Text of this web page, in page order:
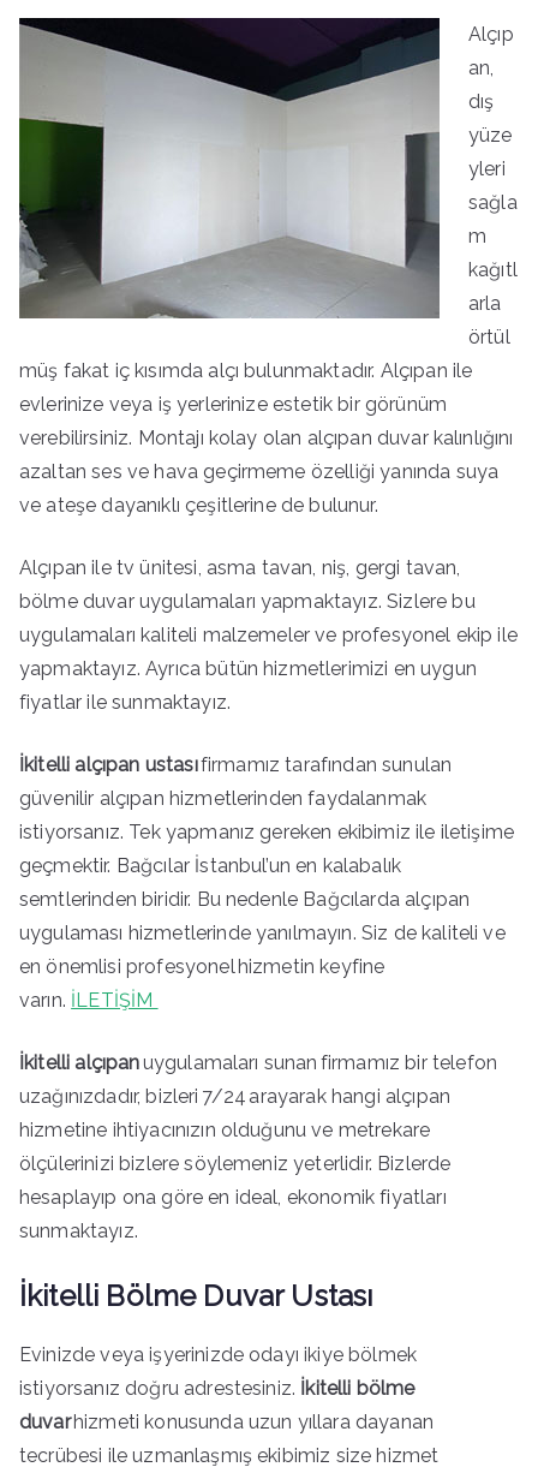
Alçıp
an,
dış
yüze
yleri
sağla
m
kağıtl
arla
örtül
müş fakat iç kısımda alçı bulunmaktadır. Alçıpan ile
evlerinize veya iş yerlerinize estetik bir görünüm
verebilirsiniz. Montajı kolay olan alçıpan duvar kalınlığını
azaltan ses ve hava geçirmeme özelliği yanında suya
ve ateşe dayanıklı çeşitlerine de bulunur.
Alçıpan ile tv ünitesi, asma tavan, niş, gergi tavan,
bölme duvar uygulamaları yapmaktayız. Sizlere bu
uygulamaları kaliteli malzemeler ve profesyonel ekip ile
yapmaktayız. Ayrıca bütün hizmetlerimizi en uygun
fiyatlar ile sunmaktayız.
İkitelli alçıpan ustasıfirmamız tarafından sunulan
güvenilir alçıpan hizmetlerinden faydalanmak
istiyorsanız. Tek yapmanız gereken ekibimiz ile iletişime
geçmektir. Bağcılar İstanbul’un en kalabalık
semtlerinden biridir. Bu nedenle Bağcılarda alçıpan
uygulaması hizmetlerinde yanılmayın. Siz de kaliteli ve
en önemlisi profesyonel hizmetin keyfine
varın. İLETİŞİM
İkitelli alçıpanuygulamaları sunan firmamız bir telefon
uzağınızdadır, bizleri 7/24 arayarak hangi alçıpan
hizmetine ihtiyacınızın olduğunu ve metrekare
ölçülerinizi bizlere söylemeniz yeterlidir. Bizlerde
hesaplayıp ona göre en ideal, ekonomik fiyatları
sunmaktayız.
İkitelli Bölme Duvar Ustası
Evinizde veya işyerinizde odayı ikiye bölmek
istiyorsanız doğru adrestesiniz. İkitelli bölme
duvarhizmeti konusunda uzun yıllara dayanan
tecrübesi ile uzmanlaşmış ekibimiz size hizmet